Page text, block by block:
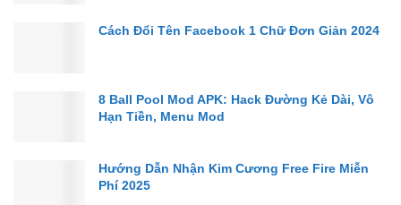
Cách Đổi Tên Facebook 1 Chữ Đơn Giản 2024
8 Ball Pool Mod APK: Hack Đường Kẻ Dài, Vô
Hạn Tiền, Menu Mod
Hướng Dẫn Nhận Kim Cương Free Fire Miễn
Phí 2025